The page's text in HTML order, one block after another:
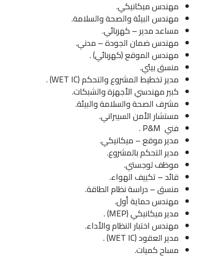
مهندس ميكانيكي.
مهندس البيئة والصحة والسلامة.
مساعد مدير – كهربائي.
مهندس ضمان الجودة – مدني.
مهندس الموقع (كهربائي) .
منسق بيئي.
مدير تخطيط المشروع والتحكم (WET IC) .
كبير مهندسي الأجهزة والشبكات.
مشرف الصحة والسلامة والبيئة.
مستشار الأمن السيبراني.
فني P&M .
مدير موقع – ميكانيكي.
مدير التحكم بالمشروع.
موظف لوجستي.
قائد – تكييف الهواء.
منسق – دراسة نظام الطاقة.
مهندس حماية أول.
مدير ميكانيكي (MEP) .
مهندس اختبار النظام والأداء.
مدير العقود (WET IC) .
مساح كميات.